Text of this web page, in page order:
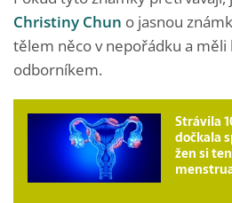
Christiny Chun o jasnou
tělem něco v nepořádku a
odborníkem.
Strávila
dočkala
žen si